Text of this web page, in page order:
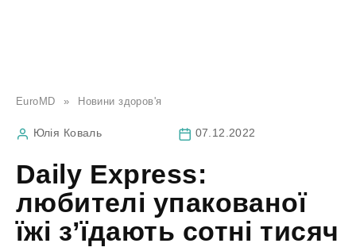
EuroMD » Новини здоров'я
Юлія Коваль 07.12.2022
Daily Express:
любителі упакованої
їжі з’їдають сотні тисяч